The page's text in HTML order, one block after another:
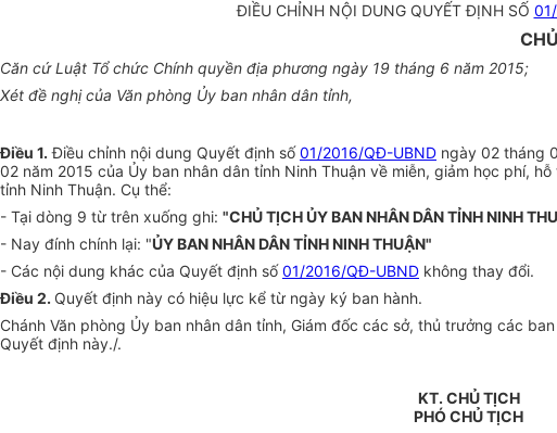
ĐIỀU CHỈNH NỘI DUNG QUYẾT ĐỊNH SỐ
Căn cứ Luật Tổ chức Chính quyền địa phương ngày 19 tháng 6 năm 2015;
Xét đề nghị của Văn phòng Ủy ban nhân dân tỉnh,
Điều 1. Điều chỉnh nội dung Quyết định số01/2016/QĐ-UBND ngày 02 tháng
02 năm 2015 của Ủy ban nhân dân tỉnh Ninh Thuận về miễn, giảm học phí,
tỉnh Ninh Thuận. Cụ thể:
- Tại dòng 9 từ trên xuống ghi: "CHỦ TỊCH ỦY BAN NHÂN DÂN TỈNH NINH
- Nay đính chính lại: "ỦY BAN NHÂN DÂN TỈNH NINH THUẬN"
- Các nội dung khác của Quyết định số01/2016/QĐ-UBND không thay đổi.
Điều 2. Quyết định này có hiệu lực kể từ ngày ký ban hành.
Chánh Văn phòng Ủy ban nhân dân tỉnh, Giám đốc các sở, thủ trưởng các
Quyết định này./.
KT. CHỦ TỊCH
PHÓ CHỦ TỊCH